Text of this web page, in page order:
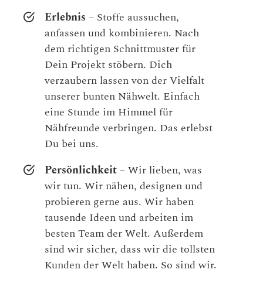
Erlebnis – Stoffe aussuchen,
anfassen und kombinieren. Nach
dem richtigen Schnittmuster für
Dein Projekt stöbern. Dich
verzaubern lassen von der Vielfalt
unserer bunten Nähwelt. Einfach
eine Stunde im Himmel für
Nähfreunde verbringen. Das erlebst
Du bei uns.
Persönlichkeit – Wir lieben, was
wir tun. Wir nähen, designen und
probieren gerne aus. Wir haben
tausende Ideen und arbeiten im
besten Team der Welt. Außerdem
sind wir sicher, dass wir die tollsten
Kunden der Welt haben. So sind wir.